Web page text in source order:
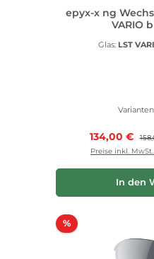
epyx-x ng
VARIO
Glas: LST
134,00 €
Preise inkl.
In den
%Rabatt